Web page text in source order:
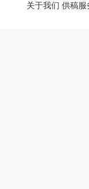
关于我们 供稿服